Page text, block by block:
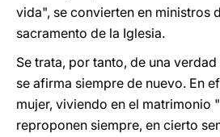
vida", se convierten en ministros
sacramento de la Iglesia.
Se trata, por tanto, de una
se afirma siempre de nuevo. En
mujer, viviendo en el matrimonio
reproponen siempre, en cierto